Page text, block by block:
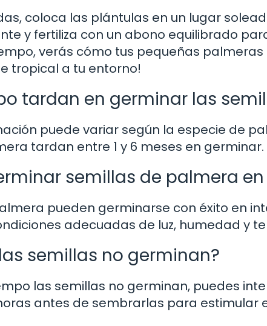
coloca las plántulas en un lugar
y fertiliza con un abono equilibrado
verás cómo tus pequeñas
tropical a tu entorno!
tardan en germinar las
puede variar según la especie de
tardan entre 1 y 6 meses en germinar.
semillas de palmera
pueden germinarse con éxito en
adecuadas de luz, humedad y
semillas no germinan?
las semillas no germinan, puedes
antes de sembrarlas para estimular